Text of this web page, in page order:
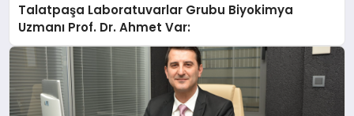
Talatpaşa Laboratuvarlar Grubu Biyokimya
Uzmanı Prof. Dr. Ahmet Var: